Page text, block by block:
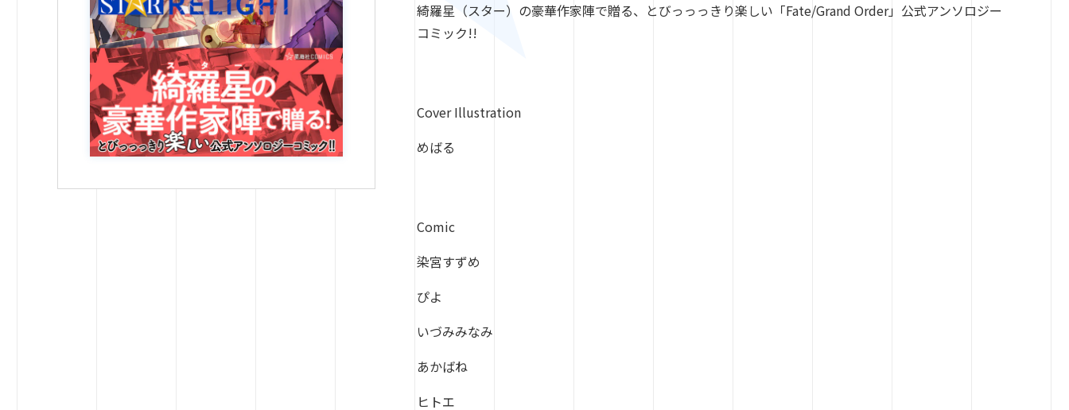
綺羅星（スター）の豪華作家陣で贈る、とびっっっきり楽しい「Fate/Grand Order」公式アンソロジー
コミック!!
Cover Illustration
めばる
Comic
染宮すずめ
ぴよ
いづみみなみ
あかばね
ヒトエ